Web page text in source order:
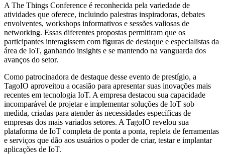
A The Things Conference é reconhecida pela variedade de
atividades que oferece, incluindo palestras inspiradoras, debates
envolventes, workshops informativos e sessões valiosas de
networking. Essas diferentes propostas permitiram que os
participantes interagissem com figuras de destaque e especialistas da
área de IoT, ganhando insights e se mantendo na vanguarda dos
avanços do setor.
Como patrocinadora de destaque desse evento de prestígio, a
TagoIO aproveitou a ocasião para apresentar suas inovações mais
recentes em tecnologia IoT. A empresa destacou sua capacidade
incomparável de projetar e implementar soluções de IoT sob
medida, criadas para atender às necessidades específicas de
empresas dos mais variados setores. A TagoIO revelou sua
plataforma de IoT completa de ponta a ponta, repleta de ferramentas
e serviços que dão aos usuários o poder de criar, testar e implantar
aplicações de IoT.